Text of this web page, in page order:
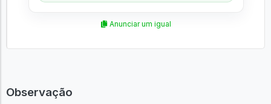
Anunciar um igual
Observação